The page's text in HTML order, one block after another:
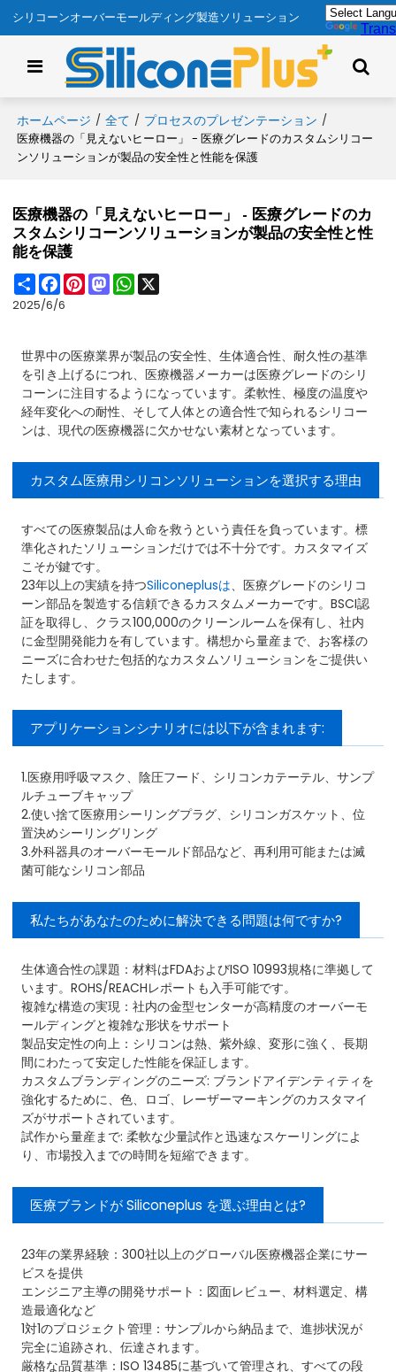
シリコーンオーバーモールディング製造ソリューション
ホームページ / 全て / プロセスのプレゼンテーション /
医療機器の「見えないヒーロー」 - 医療グレードのカスタムシリコー
ンソリューションが製品の安全性と性能を保護
医療機器の「見えないヒーロー」 - 医療グレードのカ
スタムシリコーンソリューションが製品の安全性と性
能を保護
ShareFacebook
PinterestMastodonWhatsApp
2025/6/6
世界中の医療業界が製品の安全性、生体適合性、耐久性の基準
を引き上げるにつれ、医療機器メーカーは医療グレードのシリ
コーンに注目するようになっています。柔軟性、極度の温度や
経年変化への耐性、そして人体との適合性で知られるシリコー
ンは、現代の医療機器に欠かせない素材となっています。
カスタム医療用シリコンソリューションを選択する理由
すべての医療製品は人命を救うという責任を負っています。標
準化されたソリューションだけでは不十分です。カスタマイズ
こそが鍵です。
23年以上の実績を持つSiliconeplusは、医療グレードのシリコ
ーン部品を製造する信頼できるカスタムメーカーです。BSCI認
証を取得し、クラス100,000のクリーンルームを保有し、社内
に金型開発能力を有しています。構想から量産まで、お客様の
ニーズに合わせた包括的なカスタムソリューションをご提供い
たします。
アプリケーションシナリオには以下が含まれます:
1.医療用呼吸マスク、陰圧フード、シリコンカテーテル、サンプ
ルチューブキャップ
2.使い捨て医療用シーリングプラグ、シリコンガスケット、位
置決めシーリングリング
3.外科器具のオーバーモールド部品など、再利用可能または滅
菌可能なシリコン部品
私たちがあなたのために解決できる問題は何ですか?
生体適合性の課題：材料はFDAおよびISO 10993規格に準拠して
います。ROHS/REACHレポートも入手可能です。
複雑な構造の実現：社内の金型センターが高精度のオーバーモ
ールディングと複雑な形状をサポート
製品安定性の向上：シリコンは熱、紫外線、変形に強く、長期
間にわたって安定した性能を保証します。
カスタムブランディングのニーズ: ブランドアイデンティティを
強化するために、色、ロゴ、レーザーマーキングのカスタマイ
ズがサポートされています。
試作から量産まで: 柔軟な少量試作と迅速なスケーリングによ
り、市場投入までの時間を短縮できます。
医療ブランドが Siliconeplus を選ぶ理由とは?
23年の業界経験：300社以上のグローバル医療機器企業にサー
ビスを提供
エンジニア主導の開発サポート：図面レビュー、材料選定、構
造最適化など
1対1のプロジェクト管理：サンプルから納品まで、進捗状況が
完全に追跡され、伝達されます。
厳格な品質基準：ISO 13485に基づいて管理され、すべての段